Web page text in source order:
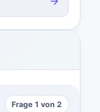
Frage 1 von 2